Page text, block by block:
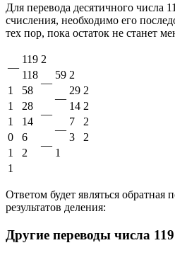
Для перевода десятичного числа
счисления, необходимо его
тех пор, пока остаток не станет
—
119 2
118
—
59 2
1
58
—
29 2
1
28
—
14 2
1
14
—
7
2
0
6
—
3
2
1
2
1
1
Ответом будет являться обратная
результатов деления:
Другие переводы числа